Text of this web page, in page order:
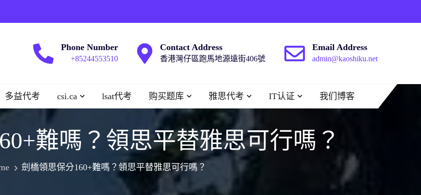
Phone Number
+85244553510
Contact Address
香港灣仔區跑馬地源遠街406號
Email Address
admin@kaoshiku.net
多益代考 csi.ca lsat代考 购买题库 雅思代考 IT认证 我们博客
難嗎？領思平替雅思可行嗎？
劍橋領思保分160+難嗎？領思平替雅思可行嗎？